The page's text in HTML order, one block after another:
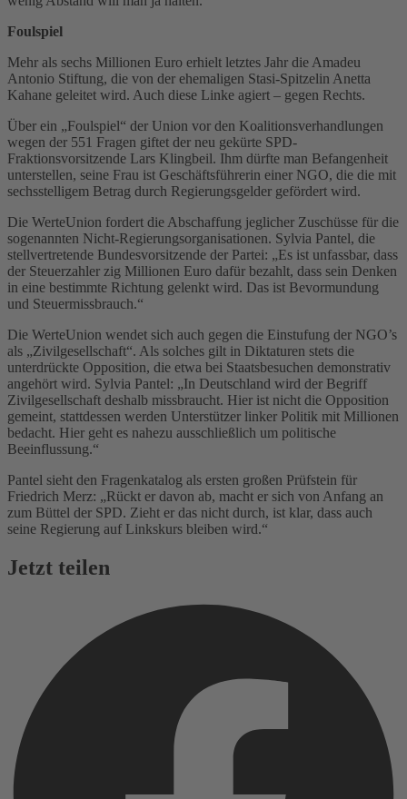
Foulspiel
Mehr als sechs Millionen Euro erhielt letztes Jahr die Amadeu
Antonio Stiftung, die von der ehemaligen Stasi-Spitzelin Anetta
Kahane geleitet wird. Auch diese Linke agiert – gegen Rechts.
Über ein „Foulspiel“ der Union vor den Koalitionsverhandlungen
wegen der 551 Fragen giftet der neu gekürte SPD-
Fraktionsvorsitzende Lars Klingbeil. Ihm dürfte man Befangenheit
unterstellen, seine Frau ist Geschäftsführerin einer NGO, die die mit
sechsstelligem Betrag durch Regierungsgelder gefördert wird.
Die WerteUnion fordert die Abschaffung jeglicher Zuschüsse für die
sogenannten Nicht-Regierungsorganisationen. Sylvia Pantel, die
stellvertretende Bundesvorsitzende der Partei: „Es ist unfassbar, dass
der Steuerzahler zig Millionen Euro dafür bezahlt, dass sein Denken
in eine bestimmte Richtung gelenkt wird. Das ist Bevormundung
und Steuermissbrauch.“
Die WerteUnion wendet sich auch gegen die Einstufung der NGO’s
als „Zivilgesellschaft“. Als solches gilt in Diktaturen stets die
unterdrückte Opposition, die etwa bei Staatsbesuchen demonstrativ
angehört wird. Sylvia Pantel: „In Deutschland wird der Begriff
Zivilgesellschaft deshalb missbraucht. Hier ist nicht die Opposition
gemeint, stattdessen werden Unterstützer linker Politik mit Millionen
bedacht. Hier geht es nahezu ausschließlich um politische
Beeinflussung.“
Pantel sieht den Fragenkatalog als ersten großen Prüfstein für
Friedrich Merz: „Rückt er davon ab, macht er sich von Anfang an
zum Büttel der SPD. Zieht er das nicht durch, ist klar, dass auch
seine Regierung auf Linkskurs bleiben wird.“
Jetzt teilen